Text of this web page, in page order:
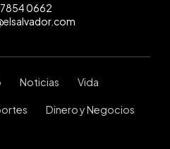
0662
Noticias Vida
Dinero y Negocios